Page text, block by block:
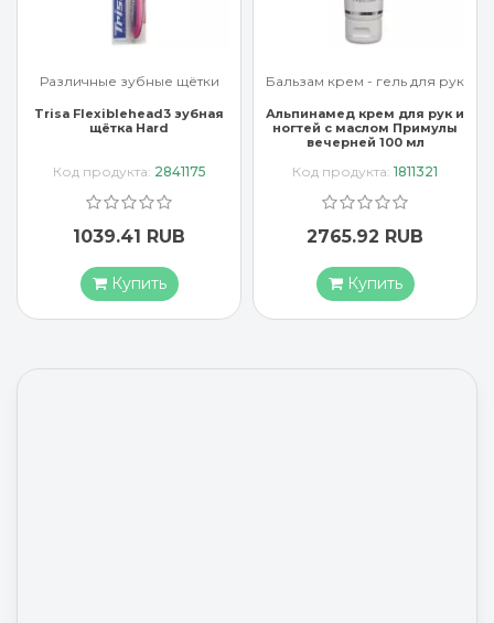
Бальзам крем - гель для рук
Альпинамед крем для рук и
ногтей с маслом Примулы
Код продукта:1811321
2765.92 RUB
Купить
Бальзам крем - гель для рук
Арроу крем для рук с
миндальным маслом 65 мл
Код продукта:3637407
1883.17 RUB
Купить